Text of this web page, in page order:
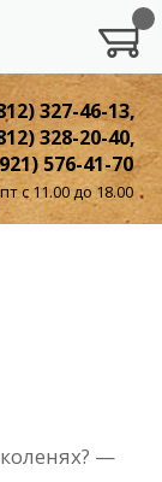
327-46-13,
328-20-40,
576-41-70
с 11.00 до 18.00
—